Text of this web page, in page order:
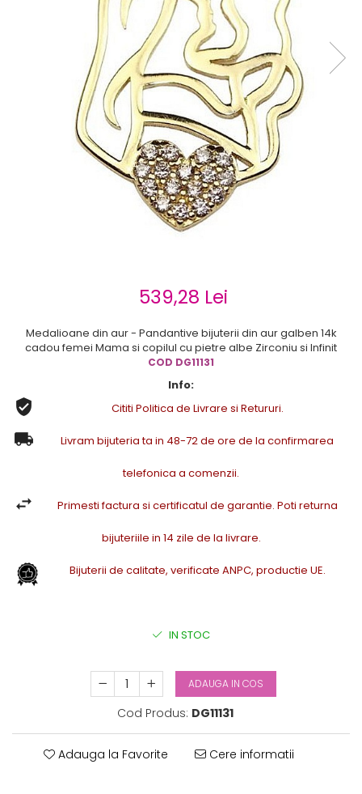
Cercei de aur lungi cu lant
Cercei din aur tortite
Cercei din aur alb
Cercei aur cu surub
539,28 Lei
Medalioane din aur - Pandantive bijuterii din aur galben 14k
cadou femei Mama si copilul cu pietre albe Zirconiu si Infinit
COD DG11131
Info:
Cititi Politica de Livrare si Retururi.
Livram bijuteria ta in 48-72 de ore de la confirmarea
telefonica a comenzii.
Primesti factura si certificatul de garantie. Poti returna
bijuteriile in 14 zile de la livrare.
Bijuterii de calitate, verificate ANPC, productie UE.
IN STOC
ADAUGA IN COS
Cod Produs: DG11131
Adauga la Favorite Cere informatii